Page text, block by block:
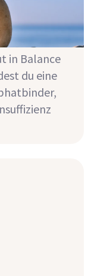
die richtige
einen
in Balance
du eine